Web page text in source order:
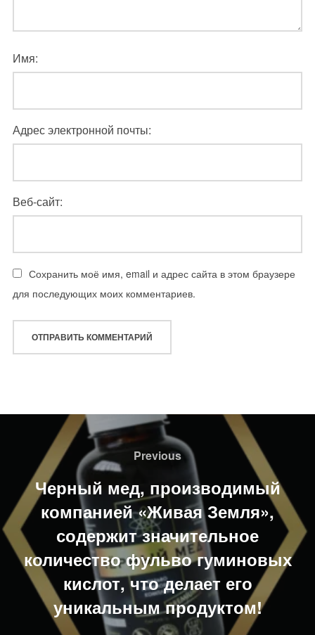
Имя:
Адрес электронной почты:
Веб-сайт:
Сохранить моё имя, email и адрес сайта в этом браузере
для последующих моих комментариев.
Навигация
записям
Previous
Previous
Черный мед, производимый
компанией «Живая Земля»,
содержит значительное
количество фульво гуминовых
кислот, что делает его
уникальным продуктом!